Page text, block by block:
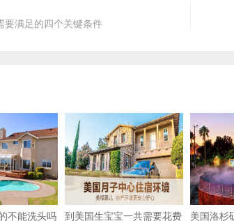
要满足的四个关键条件
不能洗头吗 到美国生宝宝一共需要花费 美国洛杉